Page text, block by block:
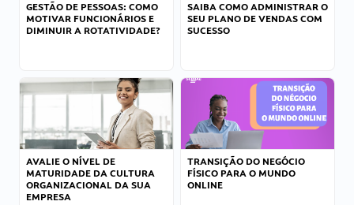
GESTÃO DE PESSOAS: COMO
MOTIVAR FUNCIONÁRIOS E
DIMINUIR A ROTATIVIDADE?
SAIBA COMO ADMINISTRAR O
SEU PLANO DE VENDAS COM
SUCESSO
AVALIE O NÍVEL DE
MATURIDADE DA CULTURA
ORGANIZACIONAL DA SUA
EMPRESA
TRANSIÇÃO DO NEGÓCIO
FÍSICO PARA O MUNDO
ONLINE